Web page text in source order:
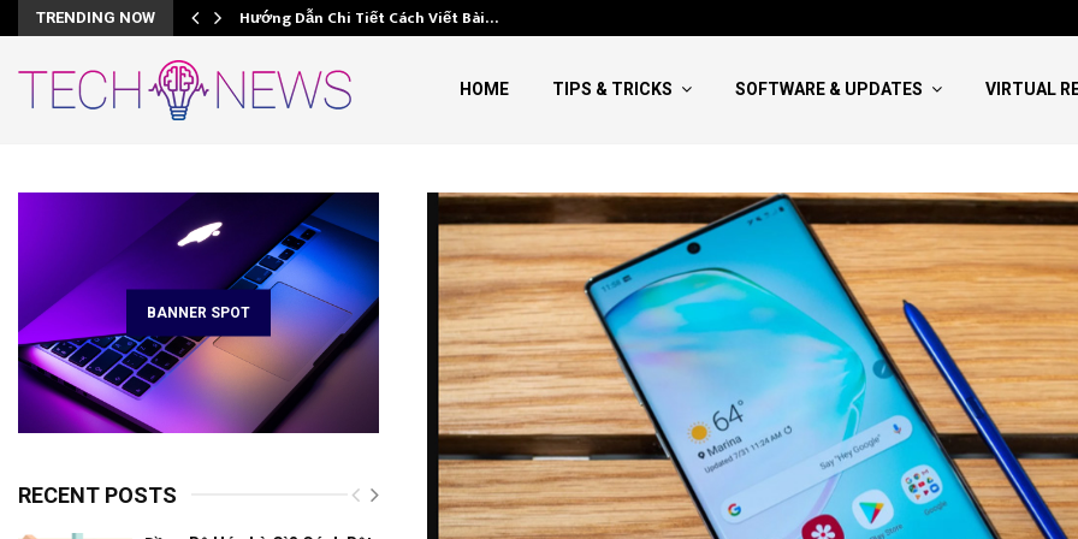
TRENDING NOW Hướng Dẫn Chi Tiết Cách Viết Bài…
HOME TIPS & TRICKS SOFTWARE & UPDATES VIRTUAL
BANNER SPOT
RECENT POSTS